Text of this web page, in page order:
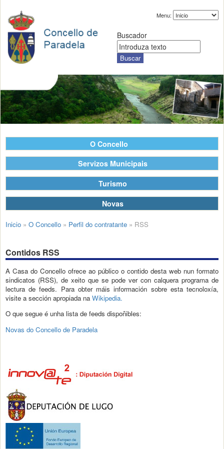
Menu:
Buscador
O Concello
Servizos Municipais
Turismo
Novas
Inicio » O Concello » Perfil do contratante » RSS
Contidos RSS
A Casa do Concello ofrece ao público o contido desta web nun formato
sindicatos (RSS), de xeito que se pode ver con calquera programa de
lectura de feeds. Para obter máis información sobre esta tecnoloxía,
visite a sección apropiada na Wikipedia.
O que segue é unha lista de feeds dispoñibles:
Novas do Concello de Paradela